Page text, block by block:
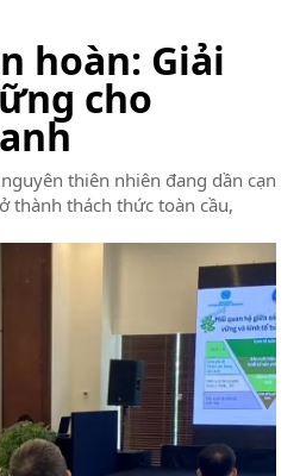
hoàn: Giải
cho
thiên nhiên đang dần cạn
thành thách thức toàn cầu,